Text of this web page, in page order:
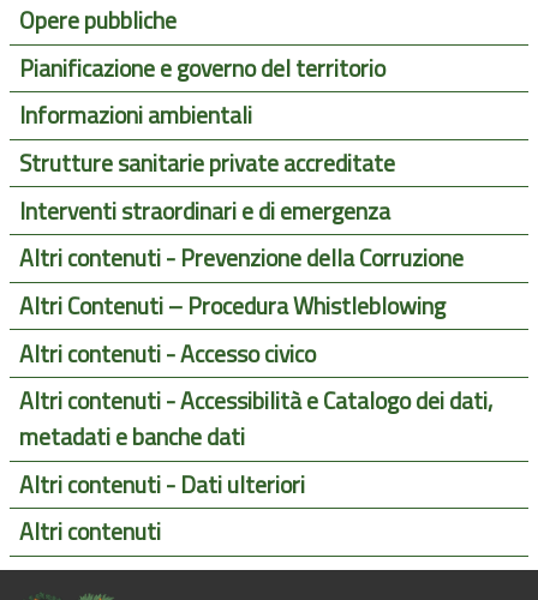
Opere pubbliche
Pianificazione e governo del territorio
Informazioni ambientali
Strutture sanitarie private accreditate
Interventi straordinari e di emergenza
Altri contenuti - Prevenzione della Corruzione
Altri Contenuti – Procedura Whistleblowing
Altri contenuti - Accesso civico
Altri contenuti - Accessibilità e Catalogo dei dati,
metadati e banche dati
Altri contenuti - Dati ulteriori
Altri contenuti